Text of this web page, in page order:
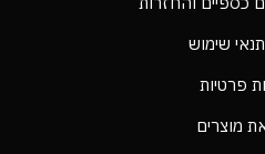
שימוש
פרטיות
מוצרים